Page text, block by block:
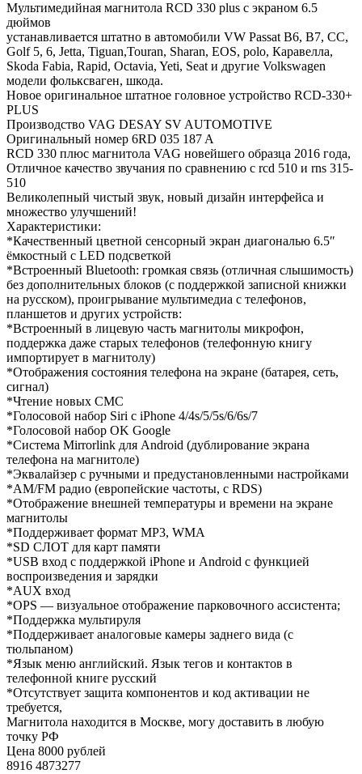
Мультимедийная магнитола RCD 330 plus с экраном 6.5
дюймов
устанавливается штатно в автомобили VW Passat B6, B7, CC,
Golf 5, 6, Jetta, Tiguan,Touran, Sharan, EOS, polo, Каравелла,
Skoda Fabia, Rapid, Octavia, Yeti, Seat и другие Volkswagen
модели фольксваген, шкода.
Новое оригинальное штатное головное устройство RCD-330+
PLUS
Производство VAG DESAY SV AUTOMOTIVE
Оригинальный номер 6RD 035 187 A
RCD 330 плюс магнитола VAG новейшего образца 2016 года,
Отличное качество звучания по сравнению с rcd 510 и rns 315-
510
Великолепный чистый звук, новый дизайн интерфейса и
множество улучшений!
Характеристики:
*Качественный цветной сенсорный экран диагональю 6.5″
ёмкостный с LED подсветкой
*Встроенный Bluetooth: громкая связь (отличная слышимость)
без дополнительных блоков (c поддержкой записной книжки
на русском), проигрывание мультимедиа с телефонов,
планшетов и других устройств:
*Встроенный в лицевую часть магнитолы микрофон,
поддержка даже старых телефонов (телефонную книгу
импортирует в магнитолу)
*Отображения состояния телефона на экране (батарея, сеть,
сигнал)
*Чтение новых СМС
*Голосовой набор Siri с iPhone 4/4s/5/5s/6/6s/7
*Голосовой набор OK Google
*Система Mirrorlink для Android (дублирование экрана
телефона на магнитоле)
*Эквалайзер с ручными и предустановленными настройками
*AM/FM радио (европейские частоты, с RDS)
*Отображение внешней температуры и времени на экране
магнитолы
*Поддерживает формат MP3, WMA
*SD СЛОТ для карт памяти
*USB вход с поддержкой iPhone и Android с функцией
воспроизведения и зарядки
*AUX вход
*OPS — визуальное отображение парковочного ассистента;
*Поддержка мультируля
*Поддерживает аналоговые камеры заднего вида (с
тюльпаном)
*Язык меню английский. Язык тегов и контактов в
телефонной книге русский
*Отсутствует защита компонентов и код активации не
требуется,
Магнитола находится в Москве, могу доставить в любую
точку РФ
Цена 8000 рублей
8916 4873277